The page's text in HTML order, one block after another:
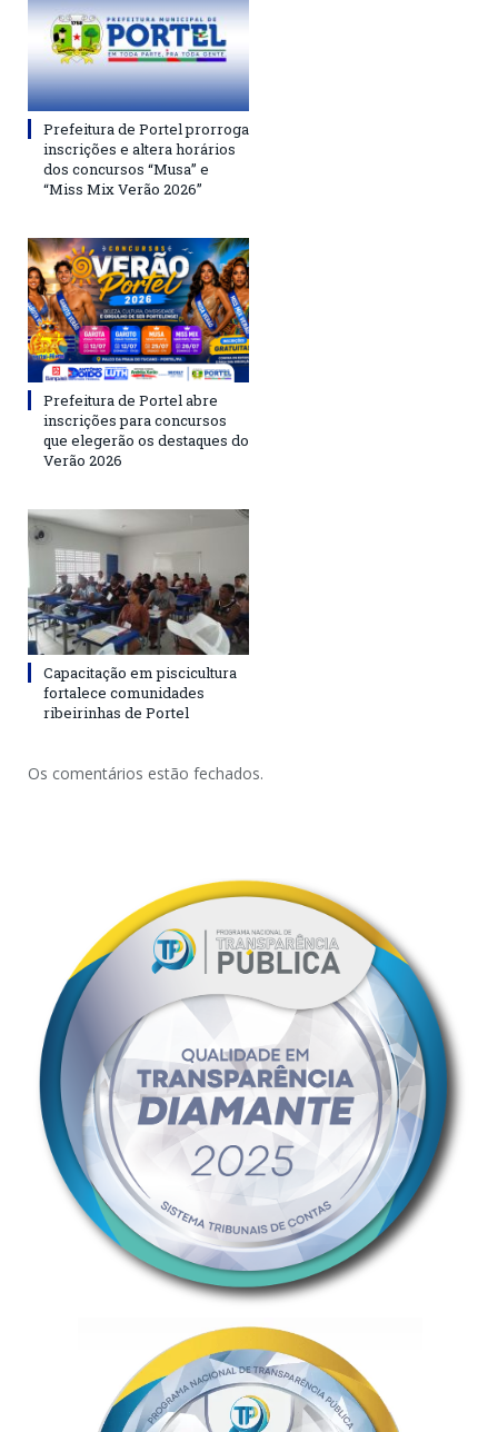
Prefeitura de Portel prorroga
inscrições e altera horários
dos concursos “Musa” e
“Miss Mix Verão 2026”
Prefeitura de Portel abre
inscrições para concursos
que elegerão os destaques do
Verão 2026
Capacitação em piscicultura
fortalece comunidades
ribeirinhas de Portel
Os comentários estão fechados.